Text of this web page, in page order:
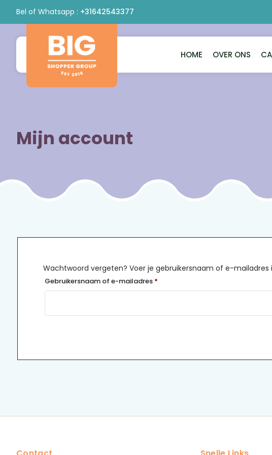
Bel of Whatsapp : +31642543377
Bigshopper
Group
HOME OVER ONS
Mijn account
Wachtwoord vergeten? Voer je gebruikersnaam of e-
Gebruikersnaam of e-mailadres *Vereist